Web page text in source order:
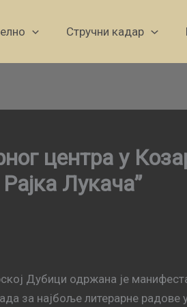
Стручни кадар
центра у
Лукача”
Дубици одржана је
за најбоље литерарне